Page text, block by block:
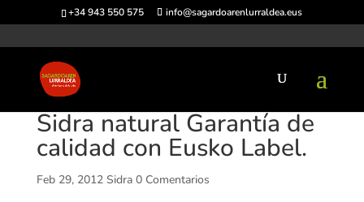
+34 943 550 575 info@sagardoarenlurraldea.eus
Sidra natural Garantía de
calidad con Eusko Label.
Feb 29, 2012 Sidra 0 Comentarios